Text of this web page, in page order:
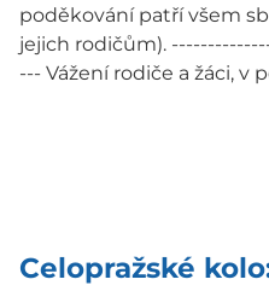
poděkování patří všem
jejich rodičům).
--- Vážení rodiče a žáci, v
Celopražské